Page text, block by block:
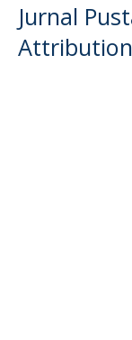
Jurnal